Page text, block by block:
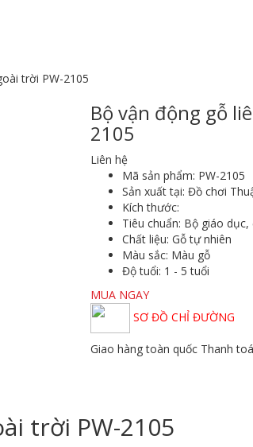
trời PW-2105
Bộ vận động gỗ
2105
Liên hệ
Mã sản phẩm: PW-2105
Sản xuất tại: Đồ chơi
Kích thước:
Tiêu chuẩn: Bộ giáo
Chất liệu: Gỗ tự nhiên
Màu sắc: Màu gỗ
Độ tuổi: 1 - 5 tuổi
MUA NGAY
SƠ ĐỒ CHỈ ĐƯỜNG
Giao hàng toàn quốc Thanh
trời PW-2105